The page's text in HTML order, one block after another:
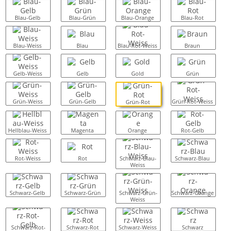
Blau-Gelb Blau-Grün Blau-Orange Blau-Rot
Blau-Weiss Blau Blau-Rot-Weiss Braun
Gelb-Weiss Gelb Gold Grün
Grün-Weiss Grün-Gelb Grün-Rot Grün-Rot-Weiss
Hellblau-Weiss Magenta Orange Rot-Gelb
Rot-Weiss Rot
Schwarz-Blau-
Weiss
Schwarz-Blau
Schwarz-Gelb Schwarz-Grün
Schwarz-Grün-
Weiss
Schwarz-Orange
Schwarz-Rot-
Schwarz-Rot Schwarz-Weiss Schwarz